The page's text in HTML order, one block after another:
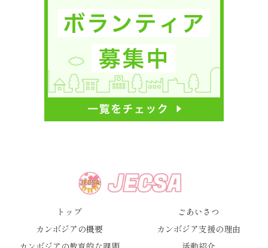
トップ
ごあいさつ
カンボジアの概要
カンボジア支援の理由